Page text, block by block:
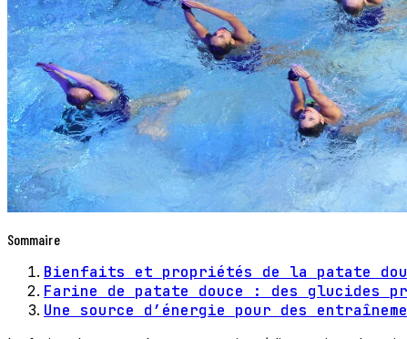
Sommaire
Bienfaits et propriétés de la patate
Farine de patate douce : des glucides
Une source d’énergie pour des